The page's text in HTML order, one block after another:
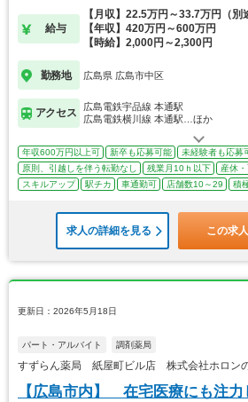
給与
【月収】22.5万円～33.7万円（別
【年収】420万円～600万円
【時給】2,000円～2,300円
勤務地 広島県 広島市中区
アクセス
広島電鉄宇品線 本通駅
広島電鉄横川線 本通駅…ほか
年収600万円以上可 新卒も応募可能
未経験者も応募
原則、引越しを伴う転勤なし
残業月10ｈ以下
産休
スキルアップ
駅チカ 車通勤可 店舗数10～29 積
求人の詳細を見る この求
更新日：2026年5月18日
パート・アルバイト 調剤薬局
すずらん薬局 紙屋町ビル店 株式会社ホロン
【広島市内】 在宅医療にも注